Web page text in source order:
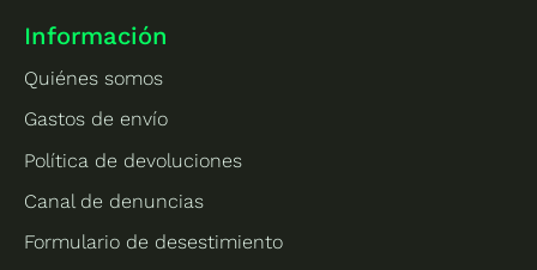
Información
Quiénes somos
Gastos de envío
Política de devoluciones
Canal de denuncias
Formulario de desestimiento